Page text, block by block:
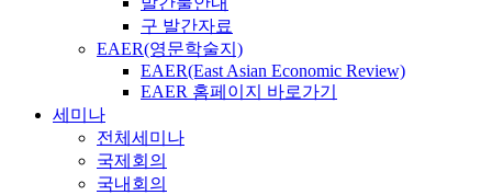
구 발간자료
EAER(영문학술지)
EAER(East Asian Economic Review)
EAER 홈페이지 바로가기
세미나
전체세미나
국제회의
국내회의